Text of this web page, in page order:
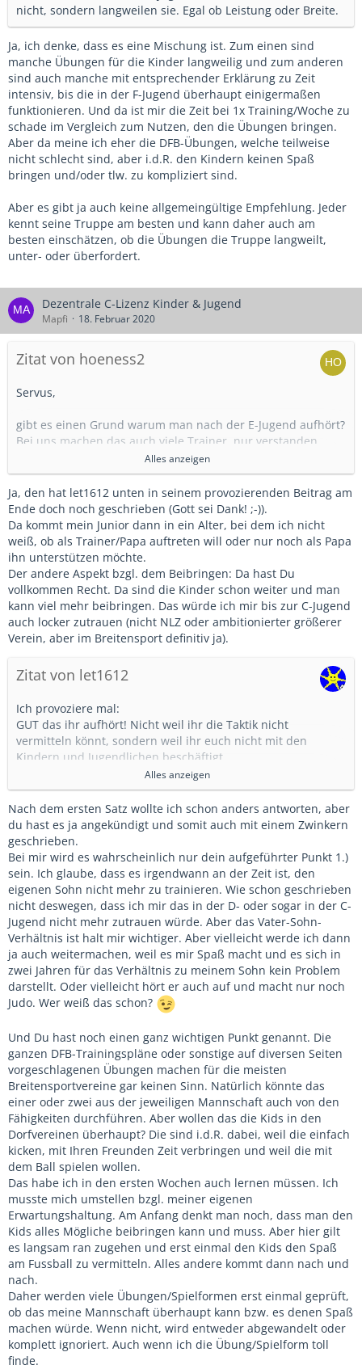
nicht, sondern langweilen sie. Egal ob Leistung oder Breite.
Ja, ich denke, dass es eine Mischung ist. Zum einen sind
manche Übungen für die Kinder langweilig und zum anderen
sind auch manche mit entsprechender Erklärung zu Zeit
intensiv, bis die in der F-Jugend überhaupt einigermaßen
funktionieren. Und da ist mir die Zeit bei 1x Training/Woche zu
schade im Vergleich zum Nutzen, den die Übungen bringen.
Aber da meine ich eher die DFB-Übungen, welche teilweise
nicht schlecht sind, aber i.d.R. den Kindern keinen Spaß
bringen und/oder tlw. zu kompliziert sind.
Aber es gibt ja auch keine allgemeingültige Empfehlung. Jeder
kennt seine Truppe am besten und kann daher auch am
besten einschätzen, ob die Übungen die Truppe langweilt,
unter- oder überfordert.
Dezentrale C-Lizenz Kinder & Jugend
Mapfi 18. Februar 2020
Zitat von hoeness2
Servus,
gibt es einen Grund warum man nach der E-Jugend aufhört?
Bei uns machen das auch viele Trainer, nur verstanden
habe ich es nicht wirklich.
Ab dem Großfeld kann man doch viel mehr beibringen und
machen...
Alles anzeigen
Ja, den hat let1612 unten in seinem provozierenden Beitrag am
Ende doch noch geschrieben (Gott sei Dank! ;-)).
Da kommt mein Junior dann in ein Alter, bei dem ich nicht
weiß, ob als Trainer/Papa auftreten will oder nur noch als Papa
ihn unterstützen möchte.
Der andere Aspekt bzgl. dem Beibringen: Da hast Du
vollkommen Recht. Da sind die Kinder schon weiter und man
kann viel mehr beibringen. Das würde ich mir bis zur C-Jugend
auch locker zutrauen (nicht NLZ oder ambitionierter größerer
Verein, aber im Breitensport definitiv ja).
Zitat von let1612
Ich provoziere mal:
GUT das ihr aufhört! Nicht weil ihr die Taktik nicht
vermitteln könnt, sondern weil ihr euch nicht mit den
Kindern und Jugendlichen beschäftigt.
Was wollen die im Breitensportverein in der D-, C- oder B-
Jugend im Training machen?
Warum hören so viele Kinder in diesem Bereich auf Fußball
zu spielen?
Die wollen spielen und zocken. Freunde treffen und sich
bewegen.
Die wollen keinen (Fußball)Lernplan abarbeiten wie in der
Schule.
Neben dem Willen fehlt allerdings auch oftmals das Können
- die Vorgaben des DFBs führen in die Bundesliga und nicht
in die Kreisliga. Wo werden die meisten Jungs, die in der D-
und C-Jugend noch beim Breitensportverein spielen
wahrscheinlich später spielen?
Aber das NLZ macht das doch auch! Ja, aber die schlagen
den Breitensportverein D-Jugend auch mit ihrer E-Jugend -
nicht wegen der Trainer, sondern wegen den Fähigkeiten
der Kinder.
Ich höre zum Ende der Saison auch auf - aus 3 Gründen:
1.) eigener Sohn - der soll auch mal etwas anderes sehen
und hören als seinen Papa. Und auch die anderen Kinder
benötigen "Vorbilder" und nicht einen "Papa"
2.) Einstellung der Kinder (die meisten brauchen einen
Animateur und keinen Trainer) und Verhalten (Ansprüche)
der Eltern
3.) neue Aufgabe beim Verband
Alles anzeigen
Nach dem ersten Satz wollte ich schon anders antworten, aber
du hast es ja angekündigt und somit auch mit einem Zwinkern
geschrieben.
Bei mir wird es wahrscheinlich nur dein aufgeführter Punkt 1.)
sein. Ich glaube, dass es irgendwann an der Zeit ist, den
eigenen Sohn nicht mehr zu trainieren. Wie schon geschrieben
nicht deswegen, dass ich mir das in der D- oder sogar in der C-
Jugend nicht mehr zutrauen würde. Aber das Vater-Sohn-
Verhältnis ist halt mir wichtiger. Aber vielleicht werde ich dann
ja auch weitermachen, weil es mir Spaß macht und es sich in
zwei Jahren für das Verhältnis zu meinem Sohn kein Problem
darstellt. Oder vielleicht hört er auch auf und macht nur noch
Judo. Wer weiß das schon?
Und Du hast noch einen ganz wichtigen Punkt genannt. Die
ganzen DFB-Trainingspläne oder sonstige auf diversen Seiten
vorgeschlagenen Übungen machen für die meisten
Breitensportvereine gar keinen Sinn. Natürlich könnte das
einer oder zwei aus der jeweiligen Mannschaft auch von den
Fähigkeiten durchführen. Aber wollen das die Kids in den
Dorfvereinen überhaupt? Die sind i.d.R. dabei, weil die einfach
kicken, mit Ihren Freunden Zeit verbringen und weil die mit
dem Ball spielen wollen.
Das habe ich in den ersten Wochen auch lernen müssen. Ich
musste mich umstellen bzgl. meiner eigenen
Erwartungshaltung. Am Anfang denkt man noch, dass man den
Kids alles Mögliche beibringen kann und muss. Aber hier gilt
es langsam ran zugehen und erst einmal den Kids den Spaß
am Fussball zu vermitteln. Alles andere kommt dann nach und
nach.
Daher werden viele Übungen/Spielformen erst einmal geprüft,
ob das meine Mannschaft überhaupt kann bzw. es denen Spaß
machen würde. Wenn nicht, wird entweder abgewandelt oder
komplett ignoriert. Auch wenn ich die Übung/Spielform toll
finde.